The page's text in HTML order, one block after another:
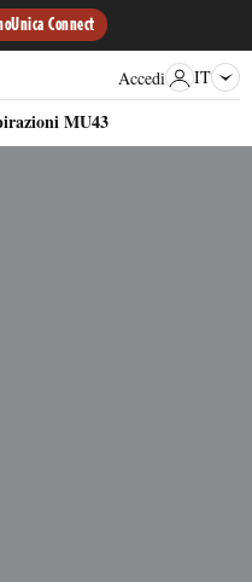
Connect
MU43
Accedi IT